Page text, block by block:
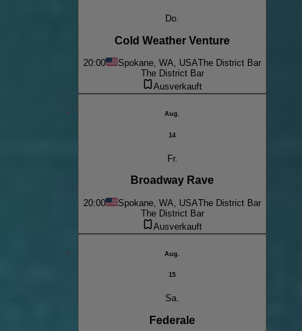
Do.
Cold Weather Venture
20:00 Spokane, WA, USAThe District Bar
The District Bar
Ausverkauft
Aug.
14
Fr.
Broadway Rave
20:00 Spokane, WA, USAThe District Bar
The District Bar
Ausverkauft
Aug.
15
Sa.
Federale